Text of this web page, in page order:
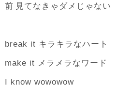
前 見てなきゃダメじゃない
break it キラキラなハート
make it メラメラなワード
I know wowowow